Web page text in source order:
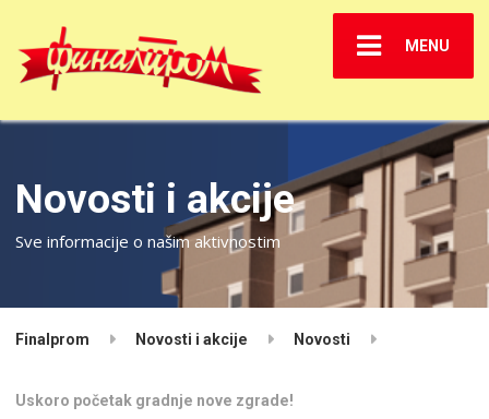
MENU
Novosti i akcije
Sve informacije o našim aktivnostim
Finalprom Novosti i akcije Novosti
Uskoro početak gradnje nove zgrade!